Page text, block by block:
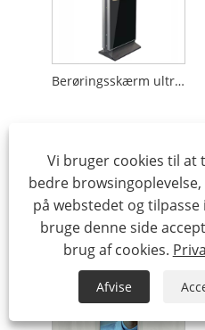
Berøringsskærm ultra slank dobbeltsidet digital skiltning
Vi bruger cookies til at
bedre
på webstedet og
bruge denne side
brug af cookies.
Afvise